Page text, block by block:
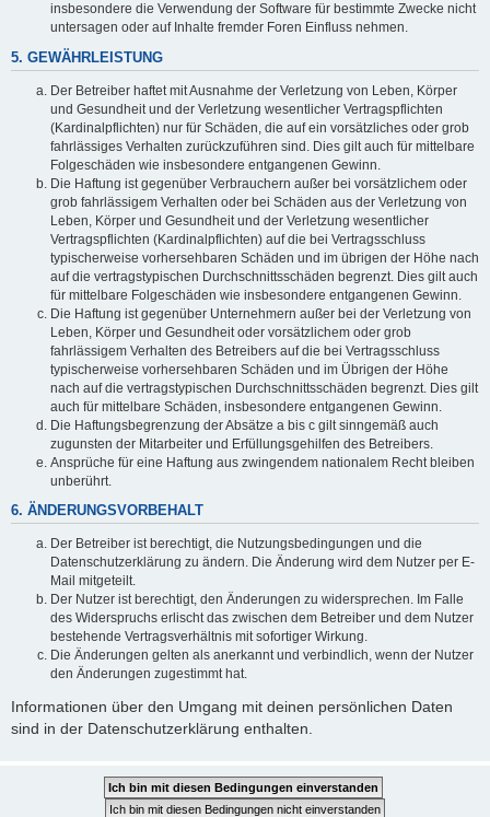
insbesondere die Verwendung der Software für bestimmte Zwecke nicht
untersagen oder auf Inhalte fremder Foren Einfluss nehmen.
5. GEWÄHRLEISTUNG
Der Betreiber haftet mit Ausnahme der Verletzung von Leben, Körper
und Gesundheit und der Verletzung wesentlicher Vertragspflichten
(Kardinalpflichten) nur für Schäden, die auf ein vorsätzliches oder grob
fahrlässiges Verhalten zurückzuführen sind. Dies gilt auch für mittelbare
Folgeschäden wie insbesondere entgangenen Gewinn.
Die Haftung ist gegenüber Verbrauchern außer bei vorsätzlichem oder
grob fahrlässigem Verhalten oder bei Schäden aus der Verletzung von
Leben, Körper und Gesundheit und der Verletzung wesentlicher
Vertragspflichten (Kardinalpflichten) auf die bei Vertragsschluss
typischerweise vorhersehbaren Schäden und im übrigen der Höhe nach
auf die vertragstypischen Durchschnittsschäden begrenzt. Dies gilt auch
für mittelbare Folgeschäden wie insbesondere entgangenen Gewinn.
Die Haftung ist gegenüber Unternehmern außer bei der Verletzung von
Leben, Körper und Gesundheit oder vorsätzlichem oder grob
fahrlässigem Verhalten des Betreibers auf die bei Vertragsschluss
typischerweise vorhersehbaren Schäden und im Übrigen der Höhe
nach auf die vertragstypischen Durchschnittsschäden begrenzt. Dies gilt
auch für mittelbare Schäden, insbesondere entgangenen Gewinn.
Die Haftungsbegrenzung der Absätze a bis c gilt sinngemäß auch
zugunsten der Mitarbeiter und Erfüllungsgehilfen des Betreibers.
Ansprüche für eine Haftung aus zwingendem nationalem Recht bleiben
unberührt.
6. ÄNDERUNGSVORBEHALT
Der Betreiber ist berechtigt, die Nutzungsbedingungen und die
Datenschutzerklärung zu ändern. Die Änderung wird dem Nutzer per E-
Mail mitgeteilt.
Der Nutzer ist berechtigt, den Änderungen zu widersprechen. Im Falle
des Widerspruchs erlischt das zwischen dem Betreiber und dem Nutzer
bestehende Vertragsverhältnis mit sofortiger Wirkung.
Die Änderungen gelten als anerkannt und verbindlich, wenn der Nutzer
den Änderungen zugestimmt hat.
Informationen über den Umgang mit deinen persönlichen Daten
sind in der Datenschutzerklärung enthalten.